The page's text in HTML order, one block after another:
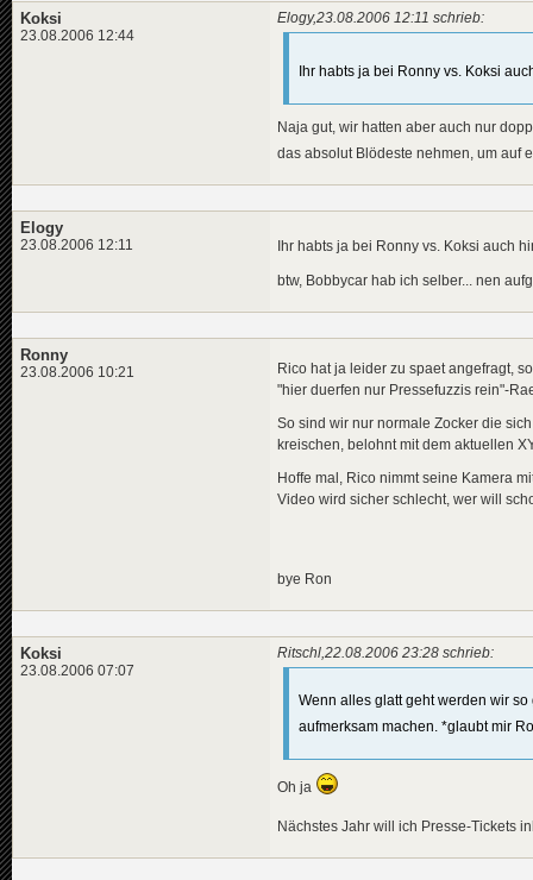
Koksi
23.08.2006 12:44
Elogy,23.08.2006 12:11 schrieb:
Ihr habts ja bei Ronny vs. Koksi
Naja gut, wir hatten aber auch nur
das absolut Blödeste nehmen, um auf
Elogy
23.08.2006 12:11 Ihr habts ja bei Ronny vs. Koksi auch
btw, Bobbycar hab ich selber... nen
Ronny
23.08.2006 10:21
Rico hat ja leider zu spaet angefragt,
"hier duerfen nur Pressefuzzis rein"-
So sind wir nur normale Zocker die
kreischen, belohnt mit dem aktuellen
Hoffe mal, Rico nimmt seine Kamera
Video wird sicher schlecht, wer will
bye Ron
Koksi
23.08.2006 07:07
Ritschl,22.08.2006 23:28 schrieb:
Wenn alles glatt geht werden wir
aufmerksam machen. *glaubt mir
Oh ja
Nächstes Jahr will ich Presse-Tickets